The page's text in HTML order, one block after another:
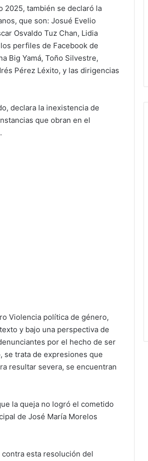
2025, también se declaró la
que son: Josué Evelio
Osvaldo Tuz Chan, Lidia
perfiles de Facebook de
Big Yamá, Toño Silvestre,
Pérez Léxito, y las dirigencias
declara la inexistencia de
que obran en el
Violencia política de género,
y bajo una perspectiva de
por el hecho de ser
se trata de expresiones que
resultar severa, se encuentran
la queja no logró el cometido
de José María Morelos
esta resolución del